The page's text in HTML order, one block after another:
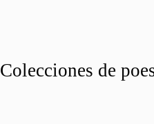
Colecciones de